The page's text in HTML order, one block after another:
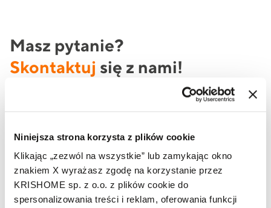
Niniejsza strona korzysta z plików cookie
Klikając „zezwól na wszystkie” lub zamykając okno
znakiem X wyrażasz zgodę na korzystanie przez
KRISHOME sp. z o.o. z plików cookie do
spersonalizowania treści i reklam, oferowania funkcji
Masz pytanie?
Skontaktuj się z nami!
Jeżeli potrzebujesz oferty produktowej lub szukasz
informacji na temat produktów marki KRISHOME, to
skorzystaj z formularza lub zadzwoń do nas już teraz.
Imię i nazwisko